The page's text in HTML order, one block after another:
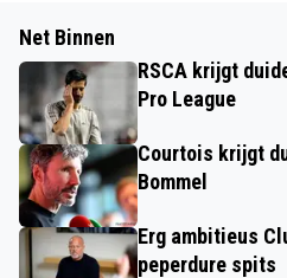
Net Binnen
RSCA krijgt
Pro League
Courtois krijgt
Bommel
Erg ambitieus
peperdure spits